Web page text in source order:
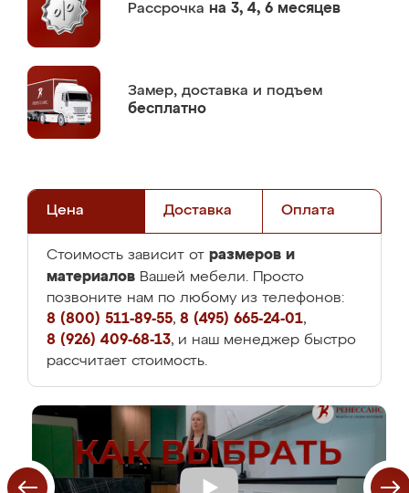
Рассрочка на 3, 4, 6 месяцев
Замер, доставка и подъем
бесплатно
Цена Доставка Оплата
Стоимость зависит от размеров и
материалов Вашей мебели. Просто
позвоните нам по любому из телефонов:
8 (800) 511-89-55, 8 (495) 665-24-01,
8 (926) 409-68-13, и наш менеджер быстро
рассчитает стоимость.